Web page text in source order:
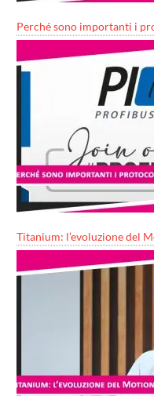
Perché sono importanti i
Titanium: l’evoluzione del